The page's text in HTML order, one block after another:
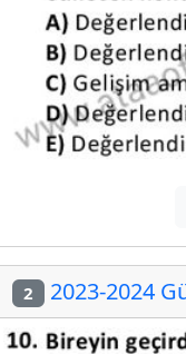
2 2023-2024